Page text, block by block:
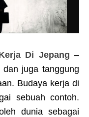
Di Jepang –
juga tanggung
Budaya kerja di
sebuah contoh.
dunia sebagai